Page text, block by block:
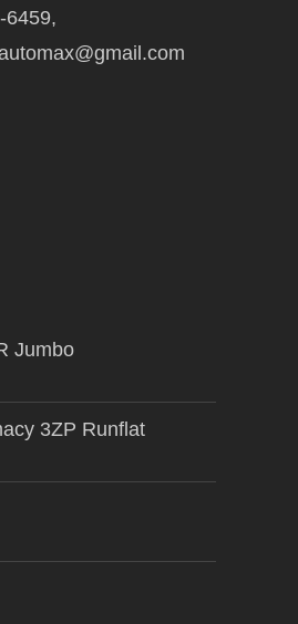
6459,
Jumbo
3ZP Runflat